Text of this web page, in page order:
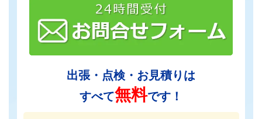
出張・点検・お見積りは
すべて無料です！